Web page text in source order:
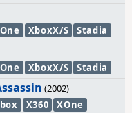
XboxX/S Stadia
XboxX/S Stadia
(2002)
X360
XOne